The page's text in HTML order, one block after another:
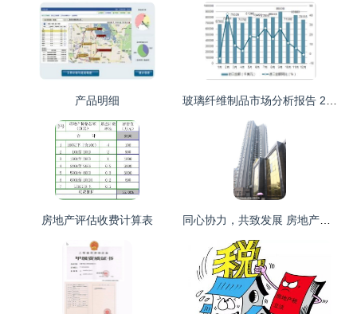
产品明细 玻璃纤维制品市场分析报告 2019 2025年中国玻璃纤维制品市场评估及未来发展趋势报告
房地产评估收费计算表 同心协力，共致发展 房地产评估的力量与使命